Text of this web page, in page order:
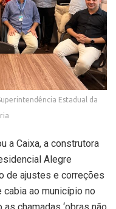
Estadual da
a Caixa, a construtora
Alegre
de ajustes e correções
ao município no